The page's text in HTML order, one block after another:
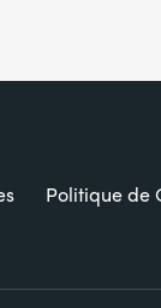
Politique de